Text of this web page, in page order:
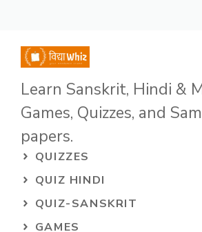
Learn Sanskrit, Hindi &
Games, Quizzes, and
papers.
QUIZZES
QUIZ HINDI
QUIZ-SANSKRIT
GAMES